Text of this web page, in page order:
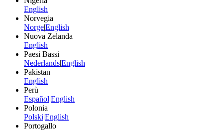
English
Norvegia
Norge|English
Nuova Zelanda
English
Paesi Bassi
Nederlands|English
Pakistan
English
Perù
Español|English
Polonia
Polski|English
Portogallo